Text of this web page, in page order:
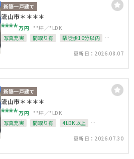
新築一戸建て
流山市＊＊＊＊
****万円 **坪
*LDK
写真充実
間取り有
駅徒歩10分以内
更新日：2026.08.07
新築一戸建て
流山市＊＊＊＊
****万円 **坪
*LDK
写真充実
間取り有
4LDK以上
更新日：2026.07.30